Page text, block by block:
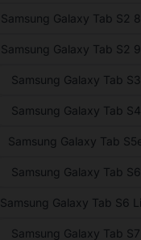
Samsung Galaxy Tab S2
Samsung Galaxy Tab S2
Samsung Galaxy Tab S3
Samsung Galaxy Tab S4
Samsung Galaxy Tab
Samsung Galaxy Tab S6
Samsung Galaxy Tab S6
Samsung Galaxy Tab S7